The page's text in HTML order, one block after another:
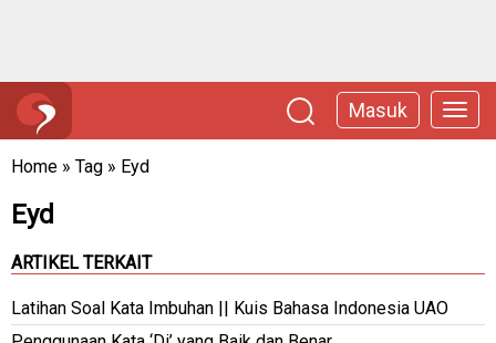
Masuk
Home » Tag » Eyd
Eyd
ARTIKEL TERKAIT
Latihan Soal Kata Imbuhan || Kuis Bahasa Indonesia UAO